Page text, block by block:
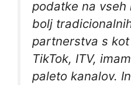
podatke na
bolj
partnerstva s
TikTok, ITV,
paleto kanalov.